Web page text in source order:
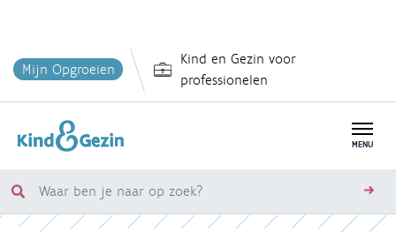
en
inhoud
Mijn Opgroeien
Kind en Gezin voor
professionelen
MENU
Waar
ben